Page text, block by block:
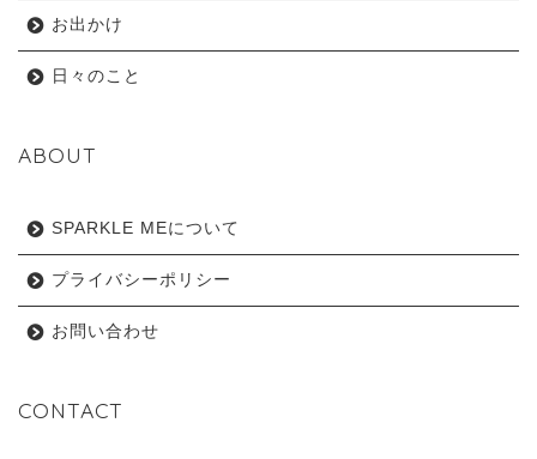
お出かけ
日々のこと
ABOUT
SPARKLE MEについて
プライバシーポリシー
お問い合わせ
CONTACT